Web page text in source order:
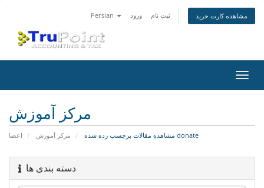
Persian ورود ثبت نام مشاهده کارت خرید
تغییر
مرکز آموزش
اعضا مرکز آموزش مشاهده مقالات برچسب زده شده donate
دسته بندی ها